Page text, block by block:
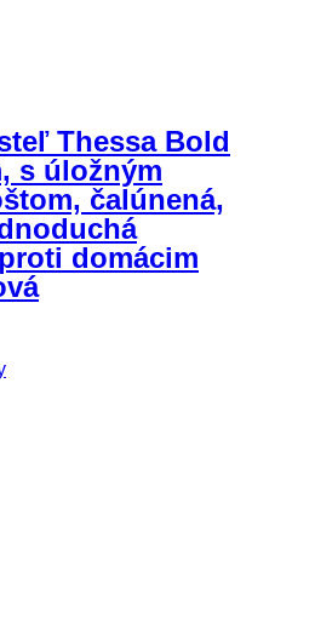
Thessa Bold
s úložným
čalúnená,
domácim